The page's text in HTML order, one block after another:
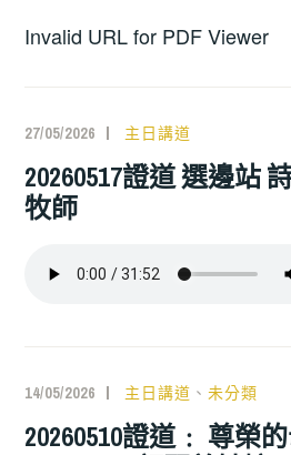
Invalid URL for PDF Viewer
27/05/2026 主日講道
20260517證道 選邊站
牧師
14/05/2026 主日講道 、未分類
20260510證道﹕ 尊榮